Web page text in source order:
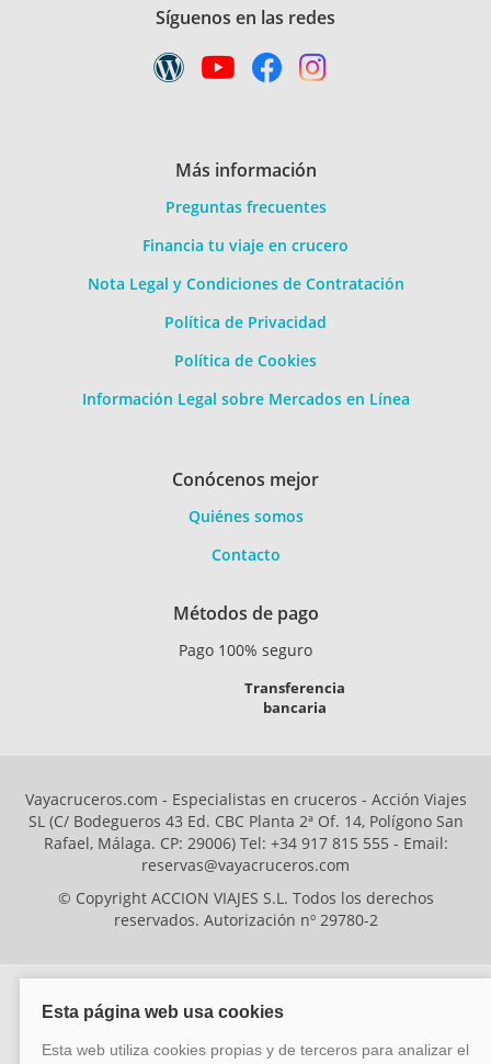
Síguenos en las redes
Más información
Preguntas frecuentes
Financia tu viaje en crucero
Nota Legal y Condiciones de Contratación
Política de Privacidad
Política de Cookies
Información Legal sobre Mercados en Línea
Conócenos mejor
Quiénes somos
Contacto
Métodos de pago
Pago 100% seguro
Transferencia
bancaria
Vayacruceros.com - Especialistas en cruceros - Acción Viajes
SL (C/ Bodegueros 43 Ed. CBC Planta 2ª Of. 14, Polígono San
Rafael, Málaga. CP: 29006) Tel: +34 917 815 555 - Email:
reservas@vayacruceros.com
© Copyright ACCION VIAJES S.L. Todos los derechos
reservados. Autorización nº 29780-2